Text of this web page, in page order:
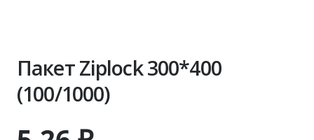
Пакет Ziplock 300*400
(100/1000)